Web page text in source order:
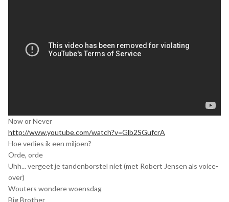
Now or Never
http://www.youtube.com/watch?v=Glb2SGufcrA
Hoe verlies ik een miljoen?
Orde, orde
Uhh... vergeet je tandenborstel niet (met Robert Jensen als voice-
over)
Wouters wondere woensdag
Big Brother